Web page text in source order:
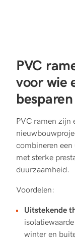
PVC
voor wie
besparen
PVC ramen zijn
combineren een
met sterke
duurzaamheid.
Voordelen:
Uitstekende
winter en